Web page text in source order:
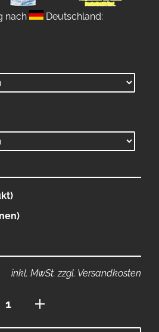
nach
Deutschland:
inkl. MwSt. zzgl. Versandkosten